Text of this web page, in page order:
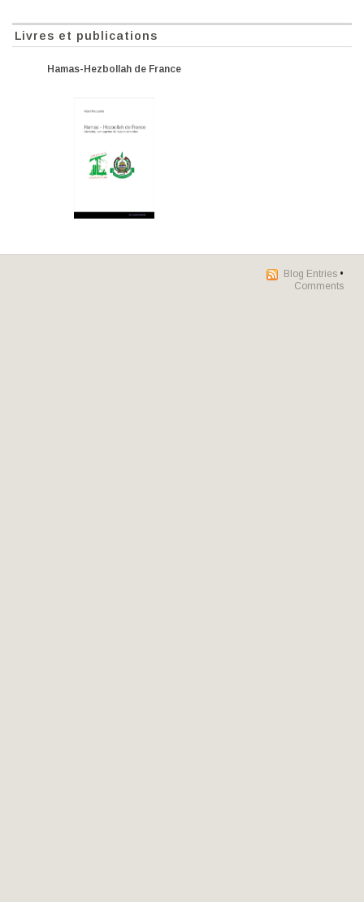
Livres et publications
Hamas-Hezbollah de France
Blog Entries •
Comments